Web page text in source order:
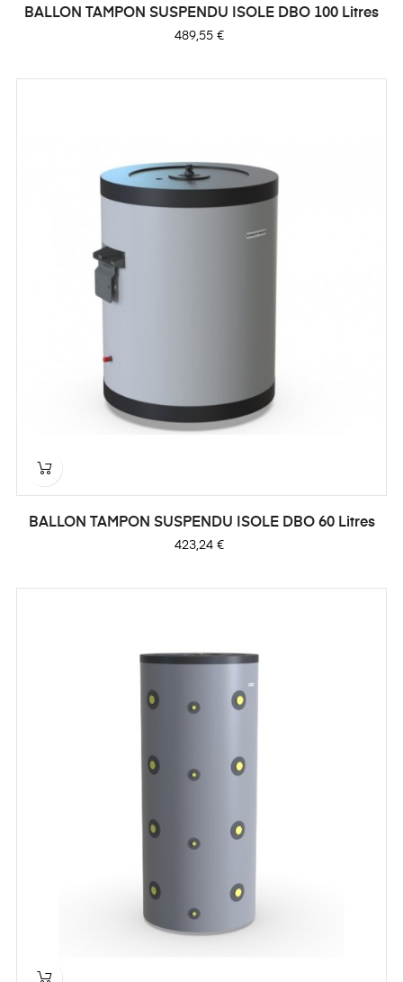
BALLON TAMPON SUSPENDU ISOLE DBO 100 Litres
Prix
489,55 €
BALLON TAMPON SUSPENDU ISOLE DBO 60 Litres
Prix
423,24 €